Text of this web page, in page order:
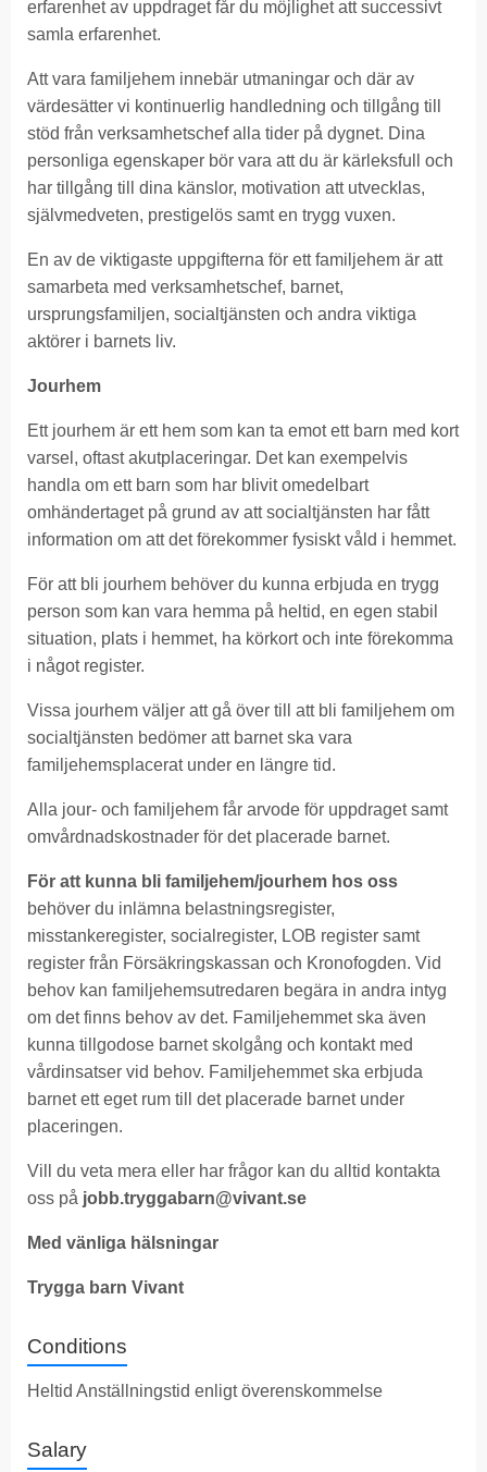
erfarenhet av uppdraget får du möjlighet att successivt
samla erfarenhet.
Att vara familjehem innebär utmaningar och där av
värdesätter vi kontinuerlig handledning och tillgång till
stöd från verksamhetschef alla tider på dygnet. Dina
personliga egenskaper bör vara att du är kärleksfull och
har tillgång till dina känslor, motivation att utvecklas,
självmedveten, prestigelös samt en trygg vuxen.
En av de viktigaste uppgifterna för ett familjehem är att
samarbeta med verksamhetschef, barnet,
ursprungsfamiljen, socialtjänsten och andra viktiga
aktörer i barnets liv.
Jourhem
Ett jourhem är ett hem som kan ta emot ett barn med kort
varsel, oftast akutplaceringar. Det kan exempelvis
handla om ett barn som har blivit omedelbart
omhändertaget på grund av att socialtjänsten har fått
information om att det förekommer fysiskt våld i hemmet.
För att bli jourhem behöver du kunna erbjuda en trygg
person som kan vara hemma på heltid, en egen stabil
situation, plats i hemmet, ha körkort och inte förekomma
i något register.
Vissa jourhem väljer att gå över till att bli familjehem om
socialtjänsten bedömer att barnet ska vara
familjehemsplacerat under en längre tid.
Alla jour- och familjehem får arvode för uppdraget samt
omvårdnadskostnader för det placerade barnet.
För att kunna bli familjehem/jourhem hos oss
behöver du inlämna belastningsregister,
misstankeregister, socialregister, LOB register samt
register från Försäkringskassan och Kronofogden. Vid
behov kan familjehemsutredaren begära in andra intyg
om det finns behov av det. Familjehemmet ska även
kunna tillgodose barnet skolgång och kontakt med
vårdinsatser vid behov. Familjehemmet ska erbjuda
barnet ett eget rum till det placerade barnet under
placeringen.
Vill du veta mera eller har frågor kan du alltid kontakta
oss på jobb.tryggabarn@vivant.se
Med vänliga hälsningar
Trygga barn Vivant
Conditions
Heltid Anställningstid enligt överenskommelse
Salary